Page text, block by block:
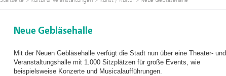
Neue Gebläsehalle
Mit der Neuen Gebläsehalle verfügt die Stadt nun über eine Theater- und
Veranstaltungshalle mit 1.000 Sitzplätzen für große Events, wie
beispielsweise Konzerte und Musicalaufführungen.